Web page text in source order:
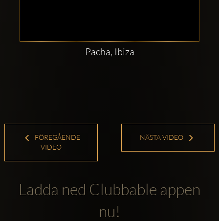
Pacha, Ibiza
FÖREGÅENDE
VIDEO
NÄSTA VIDEO
Ladda ned Clubbable appen
nu!